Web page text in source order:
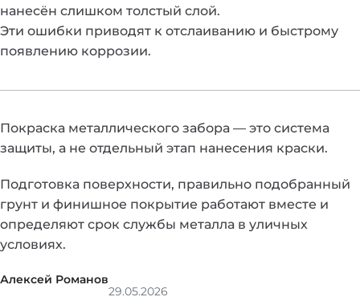
нанесён слишком толстый слой.
Эти ошибки приводят к отслаиванию и быстрому
появлению коррозии.
Покраска металлического забора — это система
защиты, а не отдельный этап нанесения краски.
Подготовка поверхности, правильно подобранный
грунт и финишное покрытие работают вместе и
определяют срок службы металла в уличных
условиях.
Алексей Романов
29.05.2026